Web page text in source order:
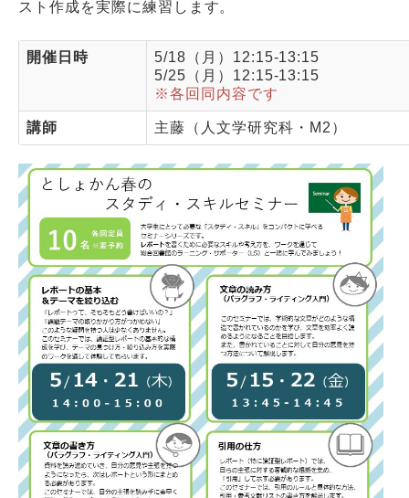
スト作成を実際に練習します。
開催日時
5/18（月）12:15-13:15
5/25（月）12:15-13:15
※各回同内容です
講師 主藤（人文学研究科・M2）